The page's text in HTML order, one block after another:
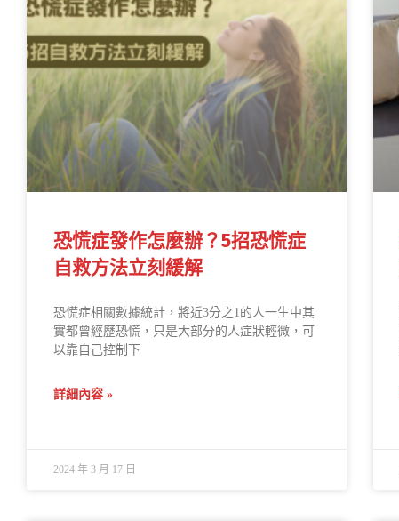
恐慌症發作怎麼辦？5招恐慌症
自救方法立刻緩解
恐慌症相關數據統計，將近3分之1的人一生中其
實都曾經歷恐慌，只是大部分的人症狀輕微，可
以靠自己控制下
詳細內容 »
2024 年 3 月 17 日